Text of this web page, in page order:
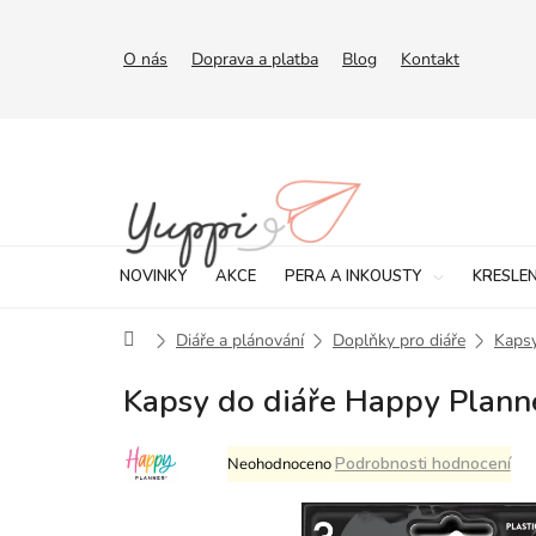
O nás Doprava a platba Blog Kontakt
NOVINKY AKCE PERA A INKOUSTY
DomůDiáře a plánování Doplňky pro diáře
Kapsy do diáře Happy
Průměrné
hodnocení
NeohodnocenoPodrobnosti hodnocení